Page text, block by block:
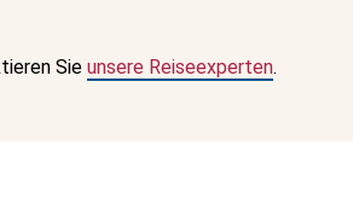
Sie unsere Reiseexperten.